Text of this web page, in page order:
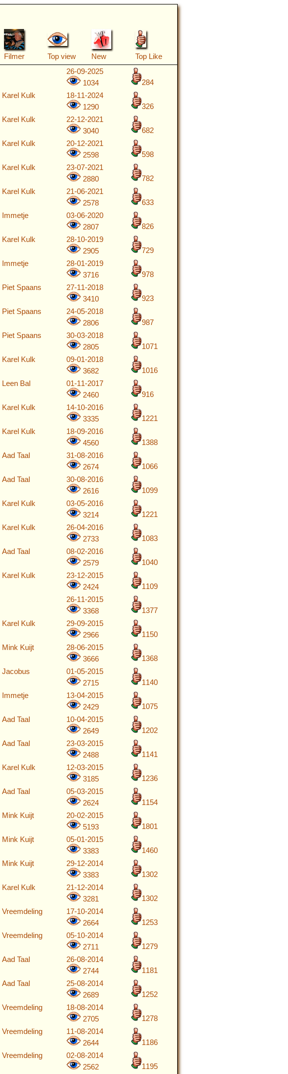
Filmer Top view New
Top Like
26-09-2025
1034
284
Karel Kulk
18-11-2024
1290
326
Karel Kulk
22-12-2021
3040
682
Karel Kulk
20-12-2021
2598
598
Karel Kulk
23-07-2021
2880
782
Karel Kulk
21-06-2021
2578
633
Immetje
03-06-2020
2807
826
Karel Kulk
28-10-2019
2905
729
Immetje
28-01-2019
3716
978
Piet Spaans
27-11-2018
3410
923
Piet Spaans
24-05-2018
2806
987
Piet Spaans
30-03-2018
2805
1071
Karel Kulk
09-01-2018
3682
1016
Leen Bal
01-11-2017
2460
916
Karel Kulk
14-10-2016
3335
1221
Karel Kulk
18-09-2016
4560
1388
Aad Taal
31-08-2016
2674
1066
Aad Taal
30-08-2016
2616
1099
Karel Kulk
03-05-2016
3214
1221
Karel Kulk
26-04-2016
2733
1083
Aad Taal
08-02-2016
2579
1040
Karel Kulk
23-12-2015
2424
1109
26-11-2015
3368
1377
Karel Kulk
29-09-2015
2966
1150
Mink Kuijt
28-06-2015
3666
1368
Jacobus
01-05-2015
2715
1140
Immetje
13-04-2015
2429
1075
Aad Taal
10-04-2015
2649
1202
Aad Taal
23-03-2015
2488
1141
Karel Kulk
12-03-2015
3185
1236
Aad Taal
05-03-2015
2624
1154
Mink Kuijt
20-02-2015
5193
1801
Mink Kuijt
05-01-2015
3383
1460
Mink Kuijt
29-12-2014
3383
1302
Karel Kulk
21-12-2014
3281
1302
Vreemdeling
17-10-2014
2664
1253
Vreemdeling
05-10-2014
2711
1279
Aad Taal
26-08-2014
2744
1181
Aad Taal
25-08-2014
2689
1252
Vreemdeling
18-08-2014
2705
1278
Vreemdeling
11-08-2014
2644
1186
Vreemdeling
02-08-2014
2562
1195